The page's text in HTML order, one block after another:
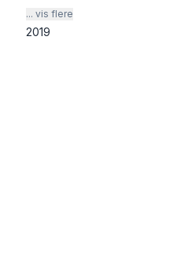
... vis flere
2019